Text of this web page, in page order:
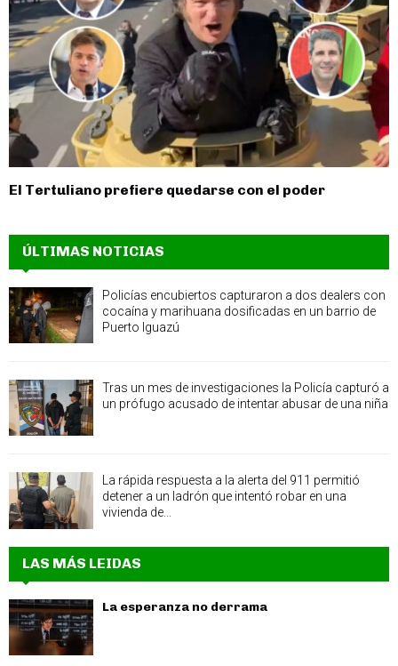
El Tertuliano prefiere quedarse con el poder
ÚLTIMAS NOTICIAS
Policías encubiertos capturaron a dos dealers con
cocaína y marihuana dosificadas en un barrio de
Puerto Iguazú
Tras un mes de investigaciones la Policía capturó a
un prófugo acusado de intentar abusar de una niña
La rápida respuesta a la alerta del 911 permitió
detener a un ladrón que intentó robar en una
vivienda de...
LAS MÁS LEIDAS
La esperanza no derrama